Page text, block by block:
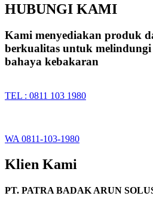
HUBUNGI KAMI
Kami menyediakan produk
berkualitas untuk
bahaya kebakaran
TEL : 0811 103 1980
WA 0811-103-1980
Klien Kami
PT. PATRA BADAK ARUN